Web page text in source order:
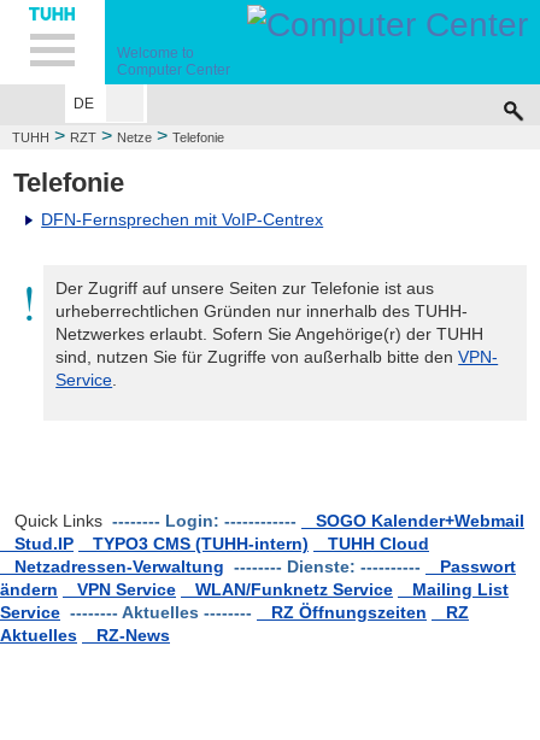
Hauptnavigation
Unternavigation
Inhalt
Suche
Welcome to
Computer Center
DE
TUHH > RZT > Netze > Telefonie
Telefonie
DFN-Fernsprechen mit VoIP-Centrex
Der Zugriff auf unsere Seiten zur Telefonie ist aus
urheberrechtlichen Gründen nur innerhalb des TUHH-
Netzwerkes erlaubt. Sofern Sie Angehörige(r) der TUHH
sind, nutzen Sie für Zugriffe von außerhalb bitte denVPN-
Service.
Quick Links -------- Login: ------------
SOGO Kalender+Webmail
Stud.IP
TYPO3 CMS (TUHH-intern)
TUHH Cloud
Netzadressen-Verwaltung -------- Dienste: ----------
Passwort
ändern
VPN Service WLAN/Funknetz Service
Mailing List
Service -------- Aktuelles -------- RZ Öffnungszeiten
RZ
Aktuelles
RZ-News